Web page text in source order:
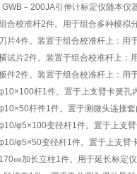
GWB－200JA引伸计标定仪随本仪
合校准杆2件。用于组合多种模拟
片4件。装置于组合校准杆上：用
试片2件。装置于组合校准杆上：
件2件。装置于组合校准杆上：用
杆1件。置于上支臂卡簧孔
杆件1件。置于测微头连接套
φ5×100变径杆1件。置于上支
φ5×50变径杆1件。置于上支臂
㎜加长立柱1件。用于延长标定仪